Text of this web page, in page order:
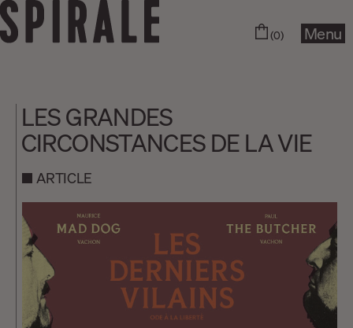
(0) Menu
LES GRANDES
CIRCONSTANCES DE LA VIE
ARTICLE